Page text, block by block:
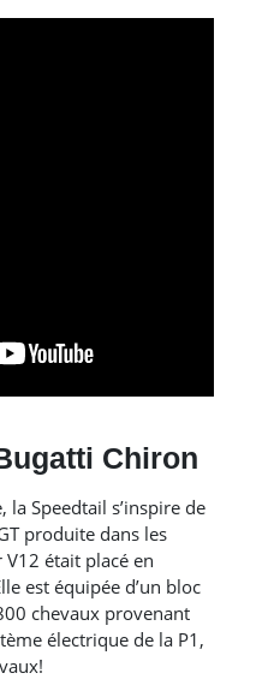
Chiron
la Speedtail s’inspire de
produite dans les
était placé en
est équipée d’un bloc
chevaux provenant
électrique de la P1,